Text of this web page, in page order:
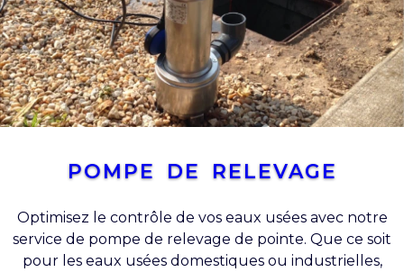
POMPE DE RELEVAGE
Optimisez le contrôle de vos eaux usées avec notre
service de pompe de relevage de pointe. Que ce soit
pour les eaux usées domestiques ou industrielles,